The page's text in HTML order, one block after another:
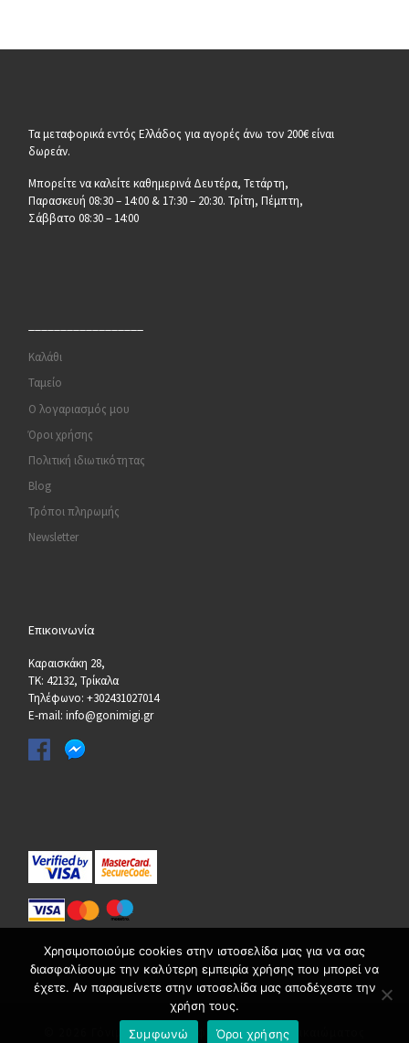
Τα μεταφορικά εντός Ελλάδος για αγορές άνω τον 200€ είναι
δωρεάν.
Μπορείτε να καλείτε καθημερινά Δευτέρα, Τετάρτη,
Παρασκευή 08:30 – 14:00 & 17:30 – 20:30. Τρίτη, Πέμπτη,
Σάββατο 08:30 – 14:00
Καλάθι
Ταμείο
Ο λογαριασμός μου
Όροι χρήσης
Πολιτική ιδιωτικότητας
Blog
Τρόποι πληρωμής
Newsletter
Επικοινωνία
Καραισκάκη 28,
ΤΚ: 42132, Τρίκαλα
Τηλέφωνο: +302431027014
E-mail: info@gonimigi.gr
Γόνιμη Γη– Με επιφύλαξη παντός δικαιώματος
Χρησιμοποιούμε cookies στην ιστοσελίδα μας για να σας
διασφαλίσουμε την καλύτερη εμπειρία χρήσης που μπορεί να
έχετε. Αν παραμείνετε στην ιστοσελίδα μας αποδέχεστε την
χρήση τους.
Συμφωνώ
Όροι χρήσης